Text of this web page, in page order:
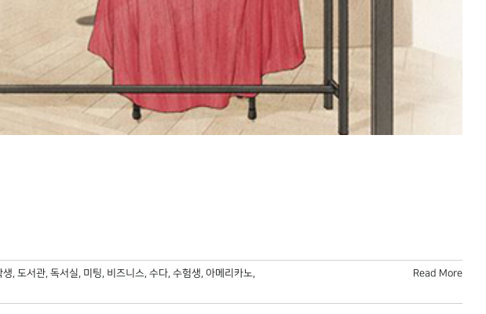
생, 도서관, 독서실, 미팅, 비즈니스, 수다, 수험생, 아메리카노,
Read More